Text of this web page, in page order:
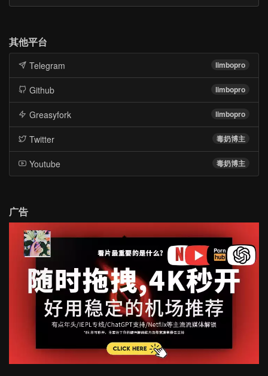
其他平台
limbopro
Telegram
limbopro
Github
limbopro
Greasyfork
毒奶博主
Twitter
毒奶博主
Youtube
广告